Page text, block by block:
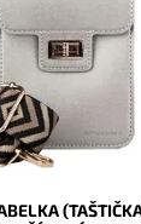
Paris